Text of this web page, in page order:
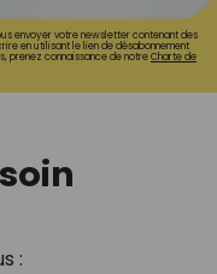
envoyer votre newsletter contenant des
en utilisant le lien de désabonnement
prenez connaissance de notreCharte de
: